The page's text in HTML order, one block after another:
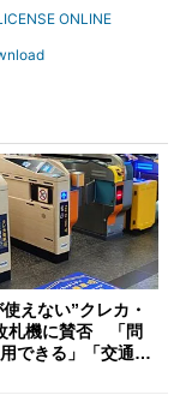
ONLINE
えない”クレカ・
札機に賛否 「問
できる」「交通系I